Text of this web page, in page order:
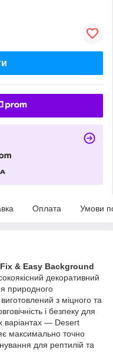
Оплата Умови
& Easy Background
декоративний
природного
з міцного та
і безпеку для
варіантах — Desert
максимально точно
для рептилій та